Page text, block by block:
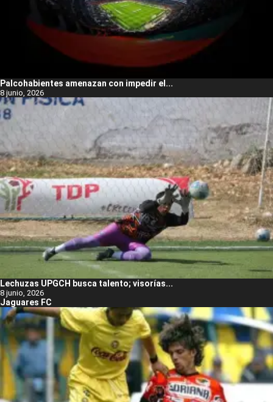
Palcohabientes amenazan con impedir el...
8 junio, 2026
Lechuzas UPGCH busca talento; visorías...
8 junio, 2026
Jaguares FC